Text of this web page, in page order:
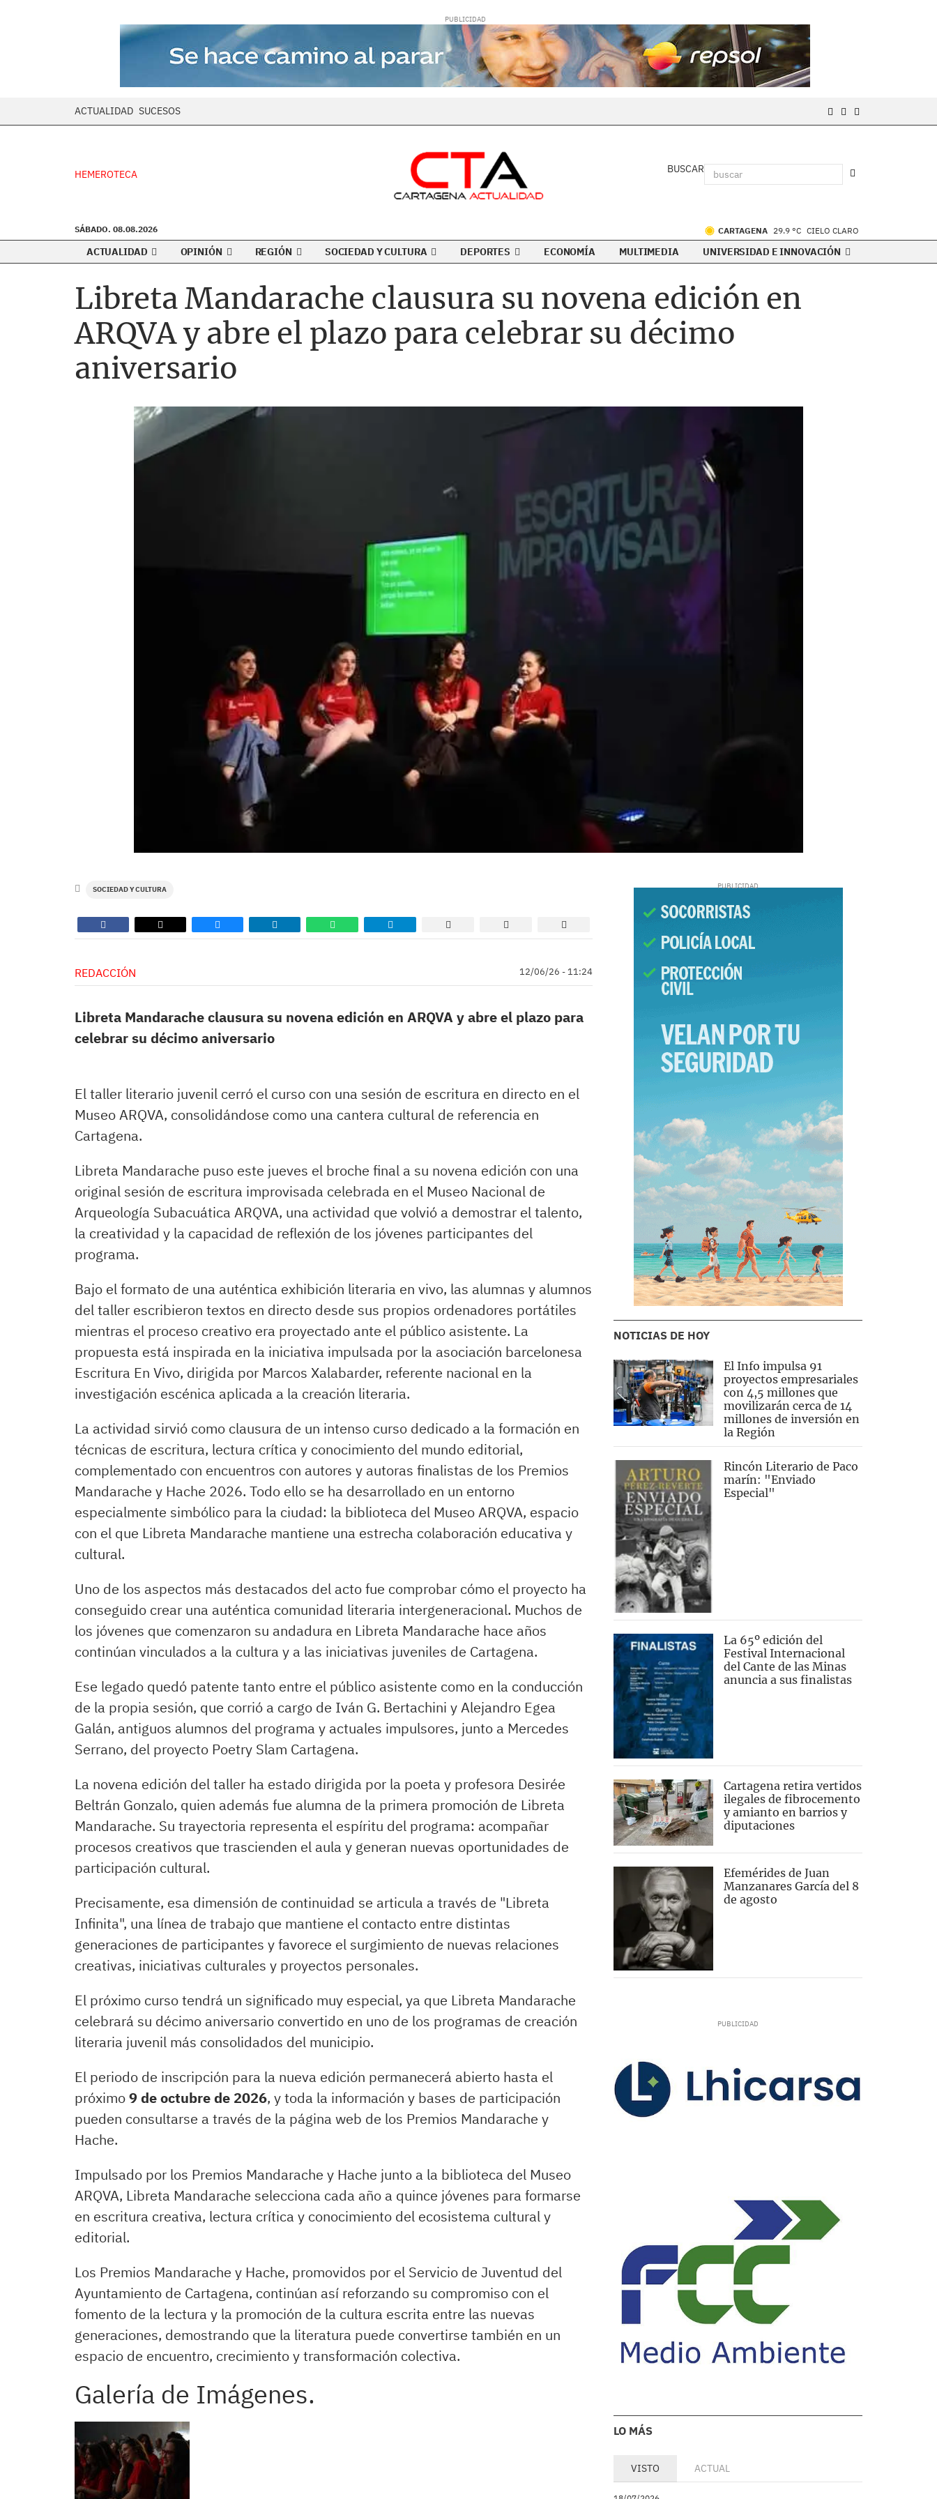
ACTUALIDAD SUCESOS
HEMEROTECA BUSCAR
SÁBADO. 08.08.2026 CARTAGENA 29.9 °C CIELO CLARO
ACTUALIDAD OPINIÓN REGIÓN SOCIEDAD Y CULTURA DEPORTES ECONOMÍA MULTIMEDIA UNIVERSIDAD E INNOVACIÓN
Libreta Mandarache clausura su novena edición en
ARQVA y abre el plazo para celebrar su décimo
aniversario
SOCIEDAD Y CULTURA
REDACCIÓN 12/06/26 - 11:24
Libreta Mandarache clausura su novena edición en ARQVA y abre el plazo para
celebrar su décimo aniversario
El taller literario juvenil cerró el curso con una sesión de escritura en directo en el
Museo ARQVA, consolidándose como una cantera cultural de referencia en
Cartagena.
Libreta Mandarache puso este jueves el broche final a su novena edición con una
original sesión de escritura improvisada celebrada en el Museo Nacional de
Arqueología Subacuática ARQVA, una actividad que volvió a demostrar el talento,
la creatividad y la capacidad de reflexión de los jóvenes participantes del
programa.
Bajo el formato de una auténtica exhibición literaria en vivo, las alumnas y alumnos
del taller escribieron textos en directo desde sus propios ordenadores portátiles
mientras el proceso creativo era proyectado ante el público asistente. La
propuesta está inspirada en la iniciativa impulsada por la asociación barcelonesa
Escritura En Vivo, dirigida por Marcos Xalabarder, referente nacional en la
investigación escénica aplicada a la creación literaria.
La actividad sirvió como clausura de un intenso curso dedicado a la formación en
técnicas de escritura, lectura crítica y conocimiento del mundo editorial,
complementado con encuentros con autores y autoras finalistas de los Premios
Mandarache y Hache 2026. Todo ello se ha desarrollado en un entorno
especialmente simbólico para la ciudad: la biblioteca del Museo ARQVA, espacio
con el que Libreta Mandarache mantiene una estrecha colaboración educativa y
cultural.
Uno de los aspectos más destacados del acto fue comprobar cómo el proyecto ha
conseguido crear una auténtica comunidad literaria intergeneracional. Muchos de
los jóvenes que comenzaron su andadura en Libreta Mandarache hace años
continúan vinculados a la cultura y a las iniciativas juveniles de Cartagena.
Ese legado quedó patente tanto entre el público asistente como en la conducción
de la propia sesión, que corrió a cargo de Iván G. Bertachini y Alejandro Egea
Galán, antiguos alumnos del programa y actuales impulsores, junto a Mercedes
Serrano, del proyecto Poetry Slam Cartagena.
La novena edición del taller ha estado dirigida por la poeta y profesora Desirée
Beltrán Gonzalo, quien además fue alumna de la primera promoción de Libreta
Mandarache. Su trayectoria representa el espíritu del programa: acompañar
procesos creativos que trascienden el aula y generan nuevas oportunidades de
participación cultural.
Precisamente, esa dimensión de continuidad se articula a través de "Libreta
Infinita", una línea de trabajo que mantiene el contacto entre distintas
generaciones de participantes y favorece el surgimiento de nuevas relaciones
creativas, iniciativas culturales y proyectos personales.
El próximo curso tendrá un significado muy especial, ya que Libreta Mandarache
celebrará su décimo aniversario convertido en uno de los programas de creación
literaria juvenil más consolidados del municipio.
El periodo de inscripción para la nueva edición permanecerá abierto hasta el
próximo9 de octubre de 2026, y toda la información y bases de participación
pueden consultarse a través de la página web de los Premios Mandarache y
Hache.
Impulsado por los Premios Mandarache y Hache junto a la biblioteca del Museo
ARQVA, Libreta Mandarache selecciona cada año a quince jóvenes para formarse
en escritura creativa, lectura crítica y conocimiento del ecosistema cultural y
editorial.
Los Premios Mandarache y Hache, promovidos por el Servicio de Juventud del
Ayuntamiento de Cartagena, continúan así reforzando su compromiso con el
fomento de la lectura y la promoción de la cultura escrita entre las nuevas
generaciones, demostrando que la literatura puede convertirse también en un
espacio de encuentro, crecimiento y transformación colectiva.
Galería de Imágenes.
NOTICIAS DE HOY
El Info impulsa 91
proyectos empresariales
con 4,5 millones que
movilizarán cerca de 14
millones de inversión en
la Región
Rincón Literario de Paco
marín: "Enviado
Especial"
La 65º edición del
Festival Internacional
del Cante de las Minas
anuncia a sus finalistas
Cartagena retira vertidos
ilegales de fibrocemento
y amianto en barrios y
diputaciones
Efemérides de Juan
Manzanares García del 8
de agosto
LO MÁS
VISTO ACTUAL